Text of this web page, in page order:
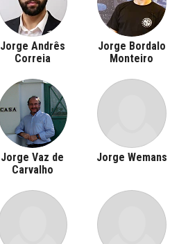
Jorge Andrês
Correia
Jorge Bordalo
Monteiro
Jorge Vaz de
Carvalho
Jorge Wemans